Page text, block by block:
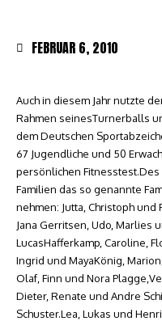
FEBRUAR 6, 2010
Auch in diesem Jahr nutzte
Rahmen seinesTurnerballs
dem Deutschen
67 Jugendliche und 50
persönlichen
Familien das so genannte
nehmen: Jutta, Christoph und
Jana Gerritsen, Udo, Marlies
LucasHafferkamp, Caroline,
Ingrid und MayaKönig,
Olaf, Finn und Nora
Dieter, Renate und Andre
Schuster.Lea, Lukas und